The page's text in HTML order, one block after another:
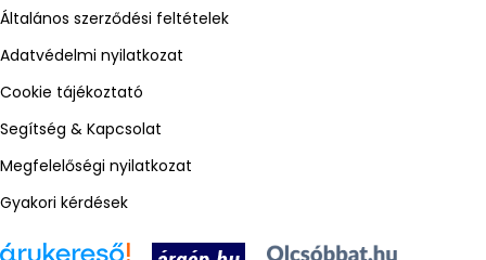
Általános szerződési feltételek
Adatvédelmi nyilatkozat
Cookie tájékoztató
Segítség & Kapcsolat
Megfelelőségi nyilatkozat
Gyakori kérdések